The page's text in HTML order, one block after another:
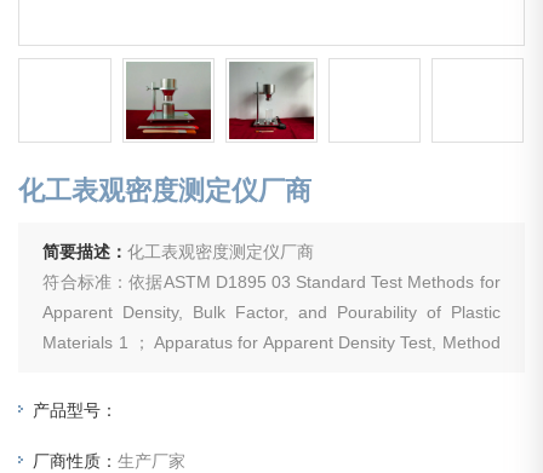
化工表观密度测定仪厂商
简要描述：化工表观密度测定仪厂商
符合标准：依据ASTM D1895 03 Standard Test Methods for
Apparent Density, Bulk Factor, and Pourability of Plastic
Materials 1 ； Apparatus for Apparent Density Test, Method
产品型号：
厂商性质：生产厂家